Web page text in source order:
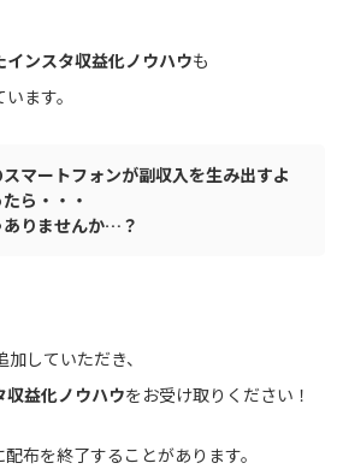
ンスタ収益化ノウハウも
ます。
マートフォンが副収入を生み出すよ
ら・・・
りませんか…？
加していただき、
益化ノウハウをお受け取りください！
布を終了することがあります。